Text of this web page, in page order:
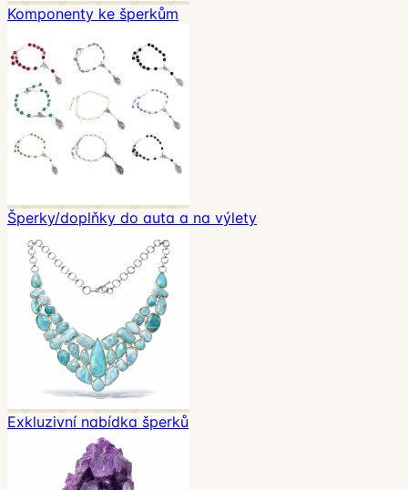
Komponenty ke šperkům
Šperky/doplňky do auta a na výlety
Exkluzivní nabídka šperků